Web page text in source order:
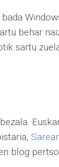
behar
sartu
blog